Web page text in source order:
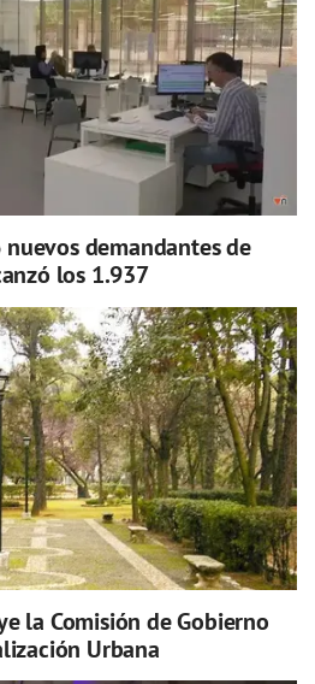
demandantes de
los 1.937
la Comisión de Gobierno
Urbana